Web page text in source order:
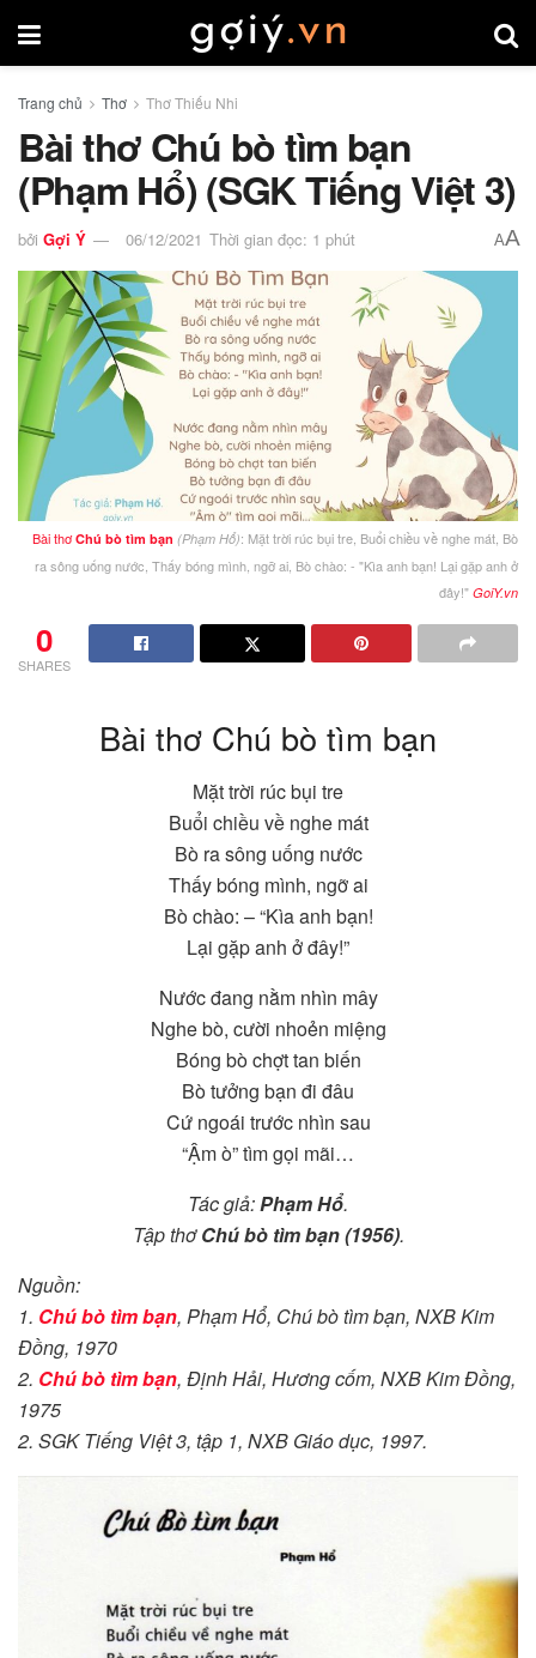
Trang chủ Thơ Thơ Thiếu Nhi
Bài thơ Chú bò tìm bạn
(Phạm Hổ) (SGK Tiếng Việt 3)
bởi Gợi Ý 06/12/2021 Thời gian đọc: 1 phút AA
Bài thơChú bò tìm bạn (Phạm Hổ): Mặt trời rúc bụi tre, Buổi chiều về nghe mát, Bò
ra sông uống nước, Thấy bóng mình, ngỡ ai, Bò chào: - "Kìa anh bạn! Lại gặp anh ở
đây!" GoiY.vn
0
SHARES
Bài thơ Chú bò tìm bạn
Mặt trời rúc bụi tre
Buổi chiều về nghe mát
Bò ra sông uống nước
Thấy bóng mình, ngỡ ai
Bò chào: – “Kìa anh bạn!
Lại gặp anh ở đây!”
Nước đang nằm nhìn mây
Nghe bò, cười nhoẻn miệng
Bóng bò chợt tan biến
Bò tưởng bạn đi đâu
Cứ ngoái trước nhìn sau
“Ậm ò” tìm gọi mãi…
Tác giả:Phạm Hổ.
Tập thơChú bò tìm bạn (1956).
Nguồn:
1. Chú bò tìm bạn, Phạm Hổ, Chú bò tìm bạn, NXB Kim
Đồng, 1970
2. Chú bò tìm bạn, Định Hải, Hương cốm, NXB Kim Đồng,
1975
2. SGK Tiếng Việt 3, tập 1, NXB Giáo dục, 1997.